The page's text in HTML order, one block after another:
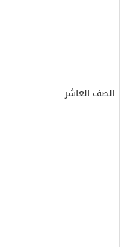
الصف العاشر